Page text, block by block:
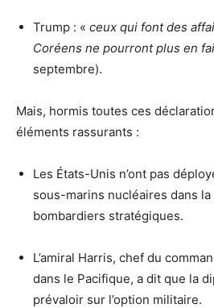
Trump : « ceux qui font des
Coréens ne pourront plus en
septembre).
Mais, hormis toutes ces
éléments rassurants :
Les États-Unis n’ont pas
sous-marins nucléaires dans
bombardiers stratégiques.
L’amiral Harris, chef du
dans le Pacifique, a dit que la
prévaloir sur l’option militaire.